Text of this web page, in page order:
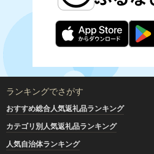
ランキングでさがす
おすすめ総合人気返礼品ランキング
カテゴリ別人気返礼品ランキング
人気自治体ランキング